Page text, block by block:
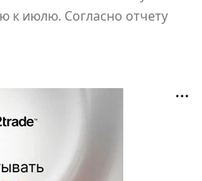
к июлю. Согласно отчету